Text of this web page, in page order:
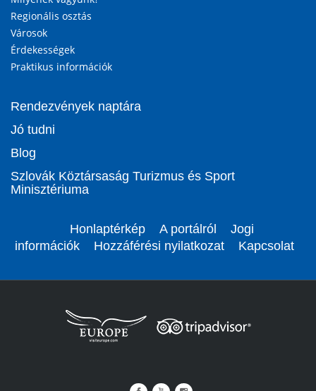
Regionális osztás
Városok
Érdekességek
Praktikus információk
Rendezvények naptára
Jó tudni
Blog
Szlovák Köztársaság Turizmus és Sport
Minisztériuma
Honlaptérkép A portálról
Jogi
információk
Hozzáférési nyilatkozat Kapcsolat